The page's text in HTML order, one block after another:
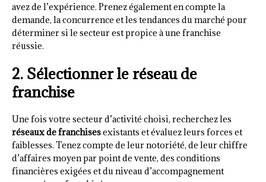
avez de l’expérience. Prenez également en compte la
demande, la concurrence et les tendances du marché pour
déterminer si le secteur est propice à une franchise
réussie.
2. Sélectionner le réseau de
franchise
Une fois votre secteur d’activité choisi, recherchez les
réseaux de franchisesexistants et évaluez leurs forces et
faiblesses. Tenez compte de leur notoriété, de leur chiffre
d’affaires moyen par point de vente, des conditions
financières exigées et du niveau d’accompagnement